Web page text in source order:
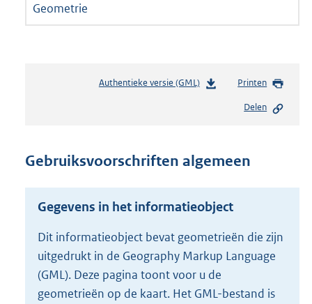
Geometrie
Authentieke versie (GML)b
n
d
s
r
o
t
t
e
Printen
Delen
Gebruiksvoorschriften algemeen
Gegevens in het informatieobject
Dit informatieobject bevat geometrieën die zijn
uitgedrukt in de Geography Markup Language
(GML). Deze pagina toont voor u de
geometrieën op de kaart. Het GML-bestand is